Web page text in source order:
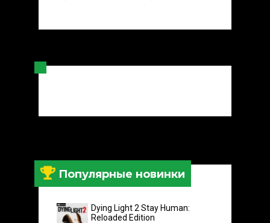
Популярные новинки
Dying Light 2 Stay Human:
Reloaded Edition